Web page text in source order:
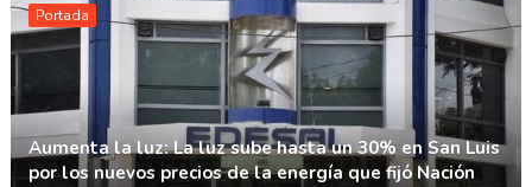
Portada
Aumenta la luz: La luz sube hasta un 30% en San Luis
por los nuevos precios de la energía que fijó Nación